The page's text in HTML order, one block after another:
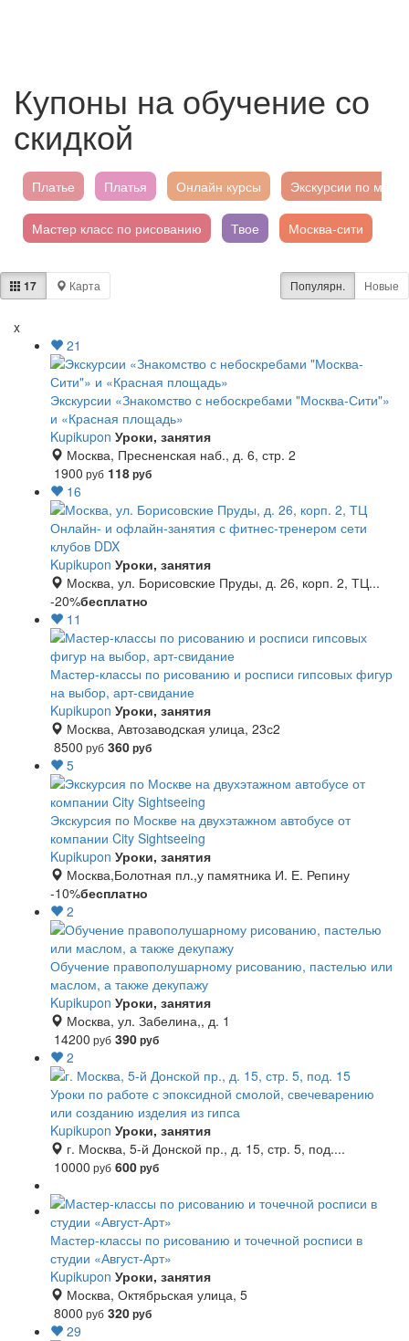
Купоны на обучение со
скидкой
Платье Платья Онлайн курсы Экскурсии по
Мастер класс по рисованию Твое Москва-сити
Правополушарное рисование
17 Карта Популярн. Новые
x
21
Экскурсии «Знакомство с небоскребами "Москва-Сити"»
и «Красная площадь»
Kupikupon Уроки, занятия
Москва, Пресненская наб., д. 6, стр. 2
1900 руб 118руб
16
Онлайн- и офлайн-занятия с фитнес-тренером сети
клубов DDX
Kupikupon Уроки, занятия
Москва, ул. Борисовские Пруды, д. 26, корп. 2, ТЦ...
-20%бесплатно
11
Мастер-классы по рисованию и росписи гипсовых фигур
на выбор, арт-свидание
Kupikupon Уроки, занятия
Москва, Автозаводская улица, 23с2
8500 руб 360руб
5
Экскурсия по Москве на двухэтажном автобусе от
компании City Sightseeing
Kupikupon Уроки, занятия
Москва,Болотная пл.,у памятника И. Е. Репину
-10%бесплатно
2
Обучение правополушарному рисованию, пастелью или
маслом, а также декупажу
Kupikupon Уроки, занятия
Москва, ул. Забелина,, д. 1
14200 руб 390руб
2
Уроки по работе с эпоксидной смолой, свечеварению
или созданию изделия из гипса
Kupikupon Уроки, занятия
г. Москва, 5-й Донской пр., д. 15, стр. 5, под....
10000 руб 600руб
Мастер-классы по рисованию и точечной росписи в
студии «Август-Арт»
Kupikupon Уроки, занятия
Москва, Октябрьская улица, 5
8000 руб 320руб
29